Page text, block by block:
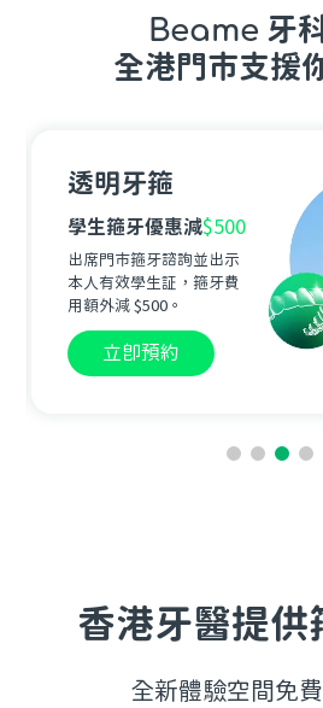
Beame 牙
全港門市支援
Beame
Care+
箍牙終身笑容保養
Beame箍牙依照指示佩
戴固定器，期間發生任何
牙齒走位，可免費重啟箍
香港牙醫提供
全新體驗空間免